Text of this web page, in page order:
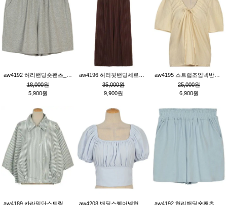
18,000원
5,900원
35,000원
9,900원
25,000원
6,900원